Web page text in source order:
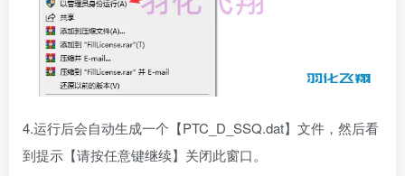
4.运行后会自动生成一个【PTC_D_SSQ.dat】文件，然后看
到提示【请按任意键继续】关闭此窗口。